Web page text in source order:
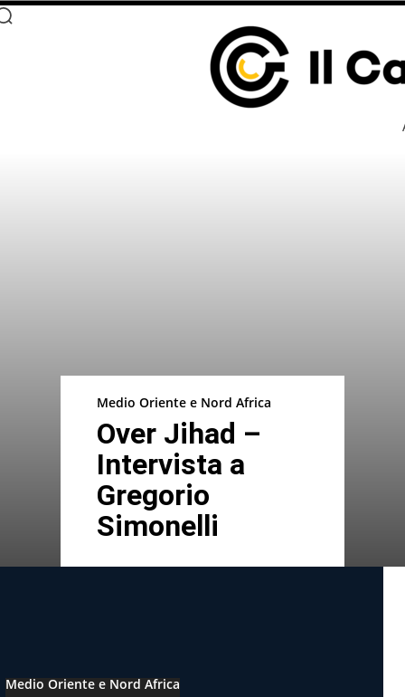
Medio Oriente e Nord Africa
Over Jihad –
Intervista a
Gregorio
Simonelli
Medio Oriente e Nord Africa